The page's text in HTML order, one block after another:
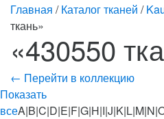
Главная /Каталог тканей /
ткань»
«430550
← Перейти в коллекцию
Показать
все